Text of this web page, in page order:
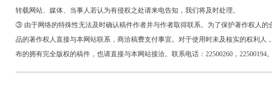
转载网站、媒体、当事人若认为有侵权之处请来电告知，我们将及时处理。
③ 由于网络的特殊性无法及时确认稿件作者并与作者取得联系。为了保护著作权人
品的著作权人直接与本网站联系，商洽稿费支付事宜。对于使用时未及核实的权利
布的拥有完全版权的稿件，也请直接与本网站接洽。联系电话：22500260，22500194